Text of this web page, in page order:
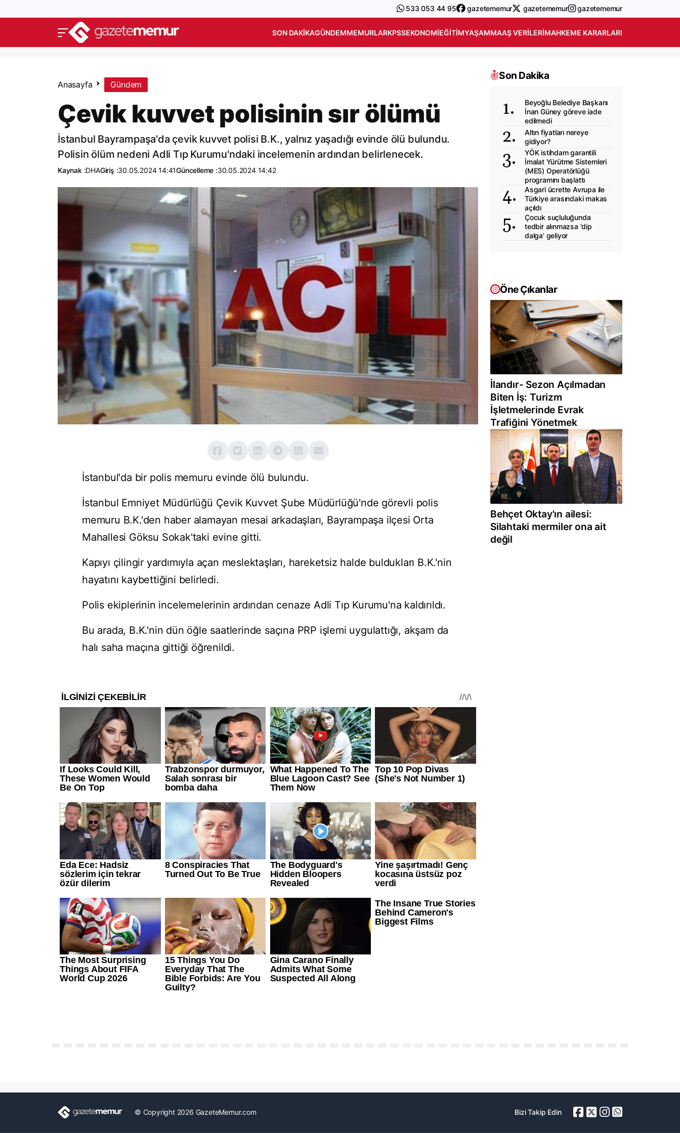
533 053 44 95 gazetememur gazetememur gazetememur
SON DAKIKAGÜNDEMMEMURLARKPSSEKONOMIEĞITIMYAŞAMMAAŞ VERILERIMAHKEME KARARLARI
Anasayfa Gündem
Çevik kuvvet polisinin sır ölümü
İstanbul Bayrampaşa'da çevik kuvvet polisi B.K., yalnız yaşadığı evinde ölü bulundu.
Polisin ölüm nedeni Adli Tıp Kurumu'ndaki incelemenin ardından belirlenecek.
Kaynak :DHAGiriş :30.05.2024 14:41Güncelleme :30.05.2024 14:42
İstanbul'da bir polis memuru evinde ölü bulundu.
İstanbul Emniyet Müdürlüğü Çevik Kuvvet Şube Müdürlüğü'nde görevli polis
memuru B.K.'den haber alamayan mesai arkadaşları, Bayrampaşa ilçesi Orta
Mahallesi Göksu Sokak'taki evine gitti.
Kapıyı çilingir yardımıyla açan meslektaşları, hareketsiz halde buldukları B.K.'nin
hayatını kaybettiğini belirledi.
Polis ekiplerinin incelemelerinin ardından cenaze Adli Tıp Kurumu'na kaldırıldı.
Bu arada, B.K.'nin dün öğle saatlerinde saçına PRP işlemi uygulattığı, akşam da
halı saha maçına gittiği öğrenildi.
Son Dakika
Beyoğlu Belediye Başkanı
İnan Güney göreve iade
edilmedi
Altın fiyatları nereye
gidiyor?
YÖK istihdam garantili
İmalat Yürütme Sistemleri
(MES) Operatörlüğü
programını başlattı
Asgari ücrette Avrupa ile
Türkiye arasındaki makas
açıldı
Çocuk suçluluğunda
tedbir alınmazsa 'dip
dalga' geliyor
Öne Çıkanlar
İlandır- Sezon Açılmadan
Biten İş: Turizm
İşletmelerinde Evrak
Trafiğini Yönetmek
Behçet Oktay'ın ailesi:
Silahtaki mermiler ona ait
değil
© Copyright 2026 GazeteMemur.com Bizi Takip Edin